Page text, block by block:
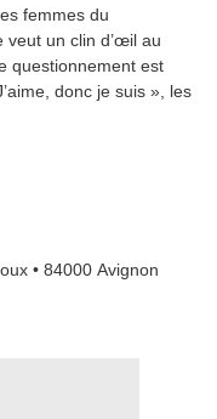
femmes du
veut un clin d’œil au
questionnement est
donc je suis », les
• 84000 Avignon